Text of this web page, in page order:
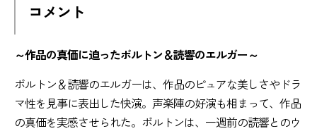
コメント
～作品の真価に迫ったボルトン＆読響のエルガー～
ボルトン＆読響のエルガーは、作品のピュアな美しさやドラ
マ性を見事に表出した快演。声楽陣の好演も相まって、作品
の真価を実感させられた。ボルトンは、一週前の読響とのウ